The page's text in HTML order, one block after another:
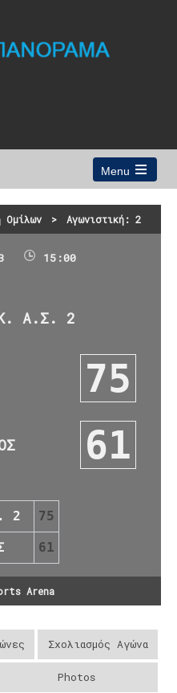
Menu
Open
main
menu
Ομίλων > Αγωνιστική: 2
15:00
Α.Σ. 2
75
61
2 75
61
Arena
Σχολιασμός Αγώνα
Photos